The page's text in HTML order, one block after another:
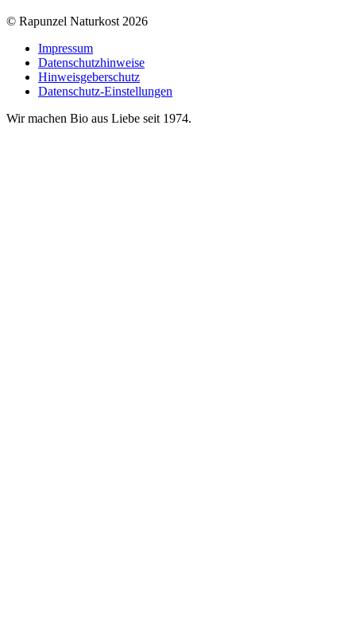
© Rapunzel Naturkost 2026
Impressum
Datenschutzhinweise
Hinweisgeberschutz
Datenschutz-Einstellungen
Wir machen Bio aus Liebe seit 1974.